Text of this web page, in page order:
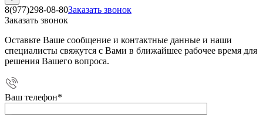
8(977)298-08-80Заказать звонок
Заказать звонок
Оставьте Ваше сообщение и контактные данные и наши
специалисты свяжутся с Вами в ближайшее рабочее время для
решения Вашего вопроса.
Ваш телефон*